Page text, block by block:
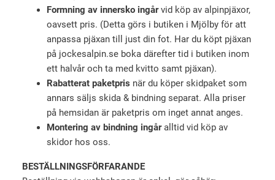
Formning av innersko ingårvid köp av alpinpjäxor,
oavsett pris. (Detta görs i butiken i Mjölby för att
anpassa pjäxan till just din fot. Har du köpt pjäxan
på jockesalpin.se boka därefter tid i butiken inom
ett halvår och ta med kvitto samt pjäxan).
Rabatterat paketpris när du köper skidpaket som
annars säljs skida & bindning separat. Alla priser
på hemsidan är paketpris om inget annat anges.
Montering av bindning ingåralltid vid köp av
skidor hos oss.
BESTÄLLNINGSFÖRFARANDE